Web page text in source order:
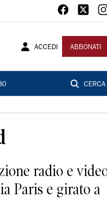
ACCEDI ABBONATI
CERCA
radio e
Paris e girato a